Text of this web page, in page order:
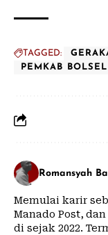
TAGGED:
PEMKAB BOLSEL
Romansyah
Memulai karir
Manado Post,
di sejak 2022.